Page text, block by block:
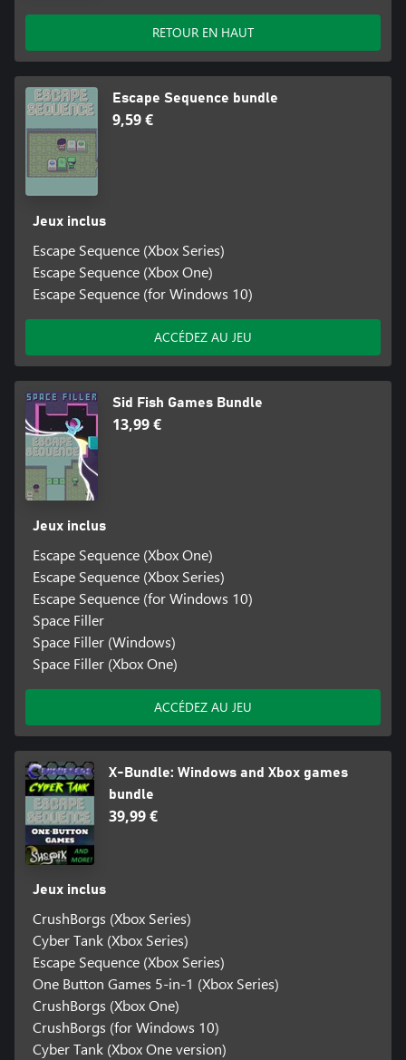
RETOUR EN HAUT
Escape Sequence bundle
9,59 €
Jeux inclus
Escape Sequence (Xbox Series)
Escape Sequence (Xbox One)
Escape Sequence (for Windows 10)
ACCÉDEZ AU JEU
Sid Fish Games Bundle
13,99 €
Jeux inclus
Escape Sequence (Xbox One)
Escape Sequence (Xbox Series)
Escape Sequence (for Windows 10)
Space Filler
Space Filler (Windows)
Space Filler (Xbox One)
ACCÉDEZ AU JEU
X-Bundle: Windows and Xbox games
bundle
39,99 €
Jeux inclus
CrushBorgs (Xbox Series)
Cyber Tank (Xbox Series)
Escape Sequence (Xbox Series)
One Button Games 5-in-1 (Xbox Series)
CrushBorgs (Xbox One)
CrushBorgs (for Windows 10)
Cyber Tank (Xbox One version)